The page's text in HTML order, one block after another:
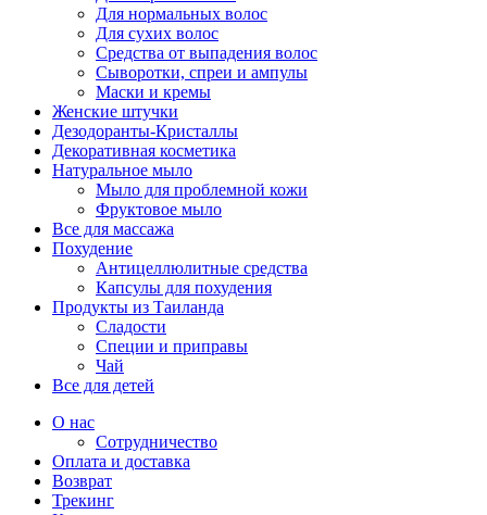
Для нормальных волос
Для сухих волос
Средства от выпадения волос
Сыворотки, спреи и ампулы
Маски и кремы
Женские штучки
Дезодоранты-Кристаллы
Декоративная косметика
Натуральное мыло
Мыло для проблемной кожи
Фруктовое мыло
Все для массажа
Похудение
Антицеллюлитные средства
Капсулы для похудения
Продукты из Таиланда
Сладости
Специи и приправы
Чай
Все для детей
О нас
Сотрудничество
Оплата и доставка
Возврат
Трекинг